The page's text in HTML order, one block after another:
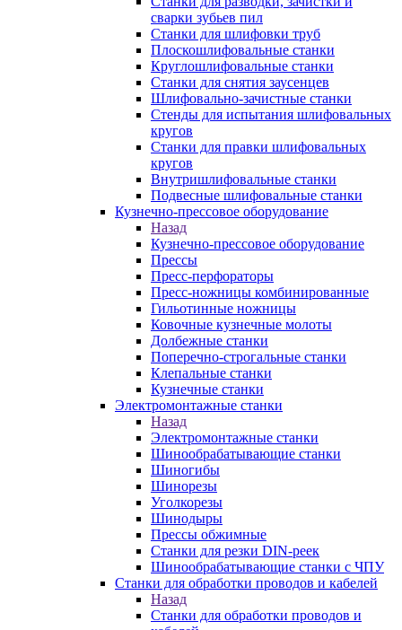
сварки зубьев пил
Станки для шлифовки труб
Плоскошлифовальные станки
Круглошлифовальные станки
Станки для снятия заусенцев
Шлифовально-зачистные станки
Стенды для испытания шлифовальных
кругов
Станки для правки шлифовальных
кругов
Внутришлифовальные станки
Подвесные шлифовальные станки
Кузнечно-прессовое оборудование
Назад
Кузнечно-прессовое оборудование
Прессы
Пресс-перфораторы
Пресс-ножницы комбинированные
Гильотинные ножницы
Ковочные кузнечные молоты
Долбежные станки
Поперечно-строгальные станки
Клепальные станки
Кузнечные станки
Электромонтажные станки
Назад
Электромонтажные станки
Шинообрабатывающие станки
Шиногибы
Шинорезы
Уголкорезы
Шинодыры
Прессы обжимные
Станки для резки DIN-реек
Шинообрабатывающие станки с ЧПУ
Станки для обработки проводов и кабелей
Назад
Станки для обработки проводов и